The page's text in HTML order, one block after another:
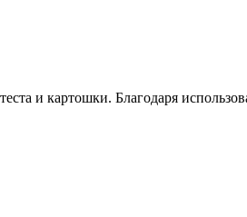
и картошки. Благодаря